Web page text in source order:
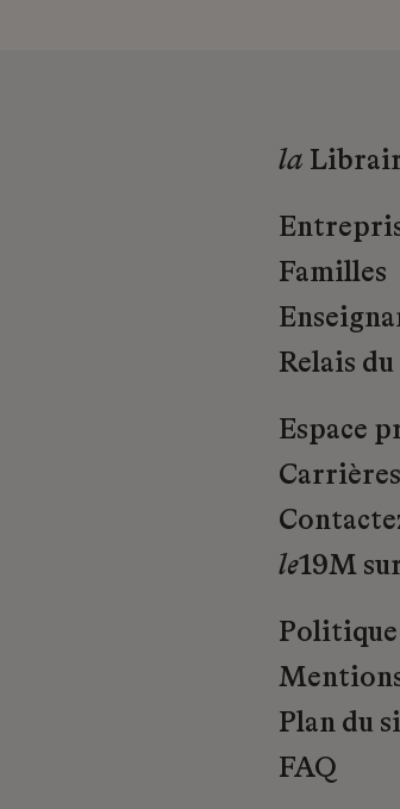
la
Familles
Relais
Espace
Carrières
le19M
Plan du
FAQ